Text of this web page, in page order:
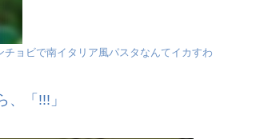
ョビで南イタリア風パスタなんてイカすわ
「!!!」